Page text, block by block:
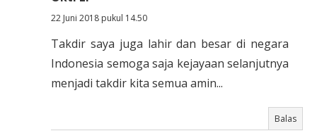
22 Juni 2018 pukul 14.50
Takdir saya juga lahir dan besar di negara
Indonesia semoga saja kejayaan selanjutnya
menjadi takdir kita semua amin...
Balas